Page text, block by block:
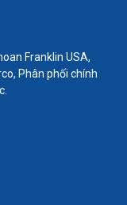
Franklin USA,
Phân phối chính